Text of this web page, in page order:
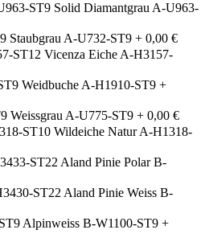
Solid Diamantgrau A-U963-
Staubgrau A-U732-ST9 + 0,00 €
Vicenza Eiche A-H3157-
Weidbuche A-H1910-ST9 +
Weissgrau A-U775-ST9 + 0,00 €
Wildeiche Natur A-H1318-
Aland Pinie Polar B-
Aland Pinie Weiss B-
Alpinweiss B-W1100-ST9 +